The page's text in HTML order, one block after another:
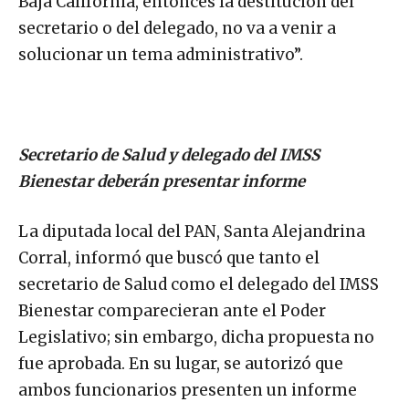
secretario o del delegado, no va a venir a
solucionar un tema administrativo”.
Secretario de Salud y delegado del IMSS
Bienestar deberán presentar informe
La diputada local del PAN, Santa Alejandrina
Corral, informó que buscó que tanto el
secretario de Salud como el delegado del IMSS
Bienestar comparecieran ante el Poder
Legislativo; sin embargo, dicha propuesta no
fue aprobada. En su lugar, se autorizó que
ambos funcionarios presenten un informe